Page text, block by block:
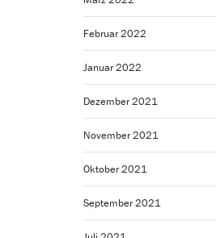
Februar 2022
Januar 2022
Dezember 2021
November 2021
Oktober 2021
September 2021